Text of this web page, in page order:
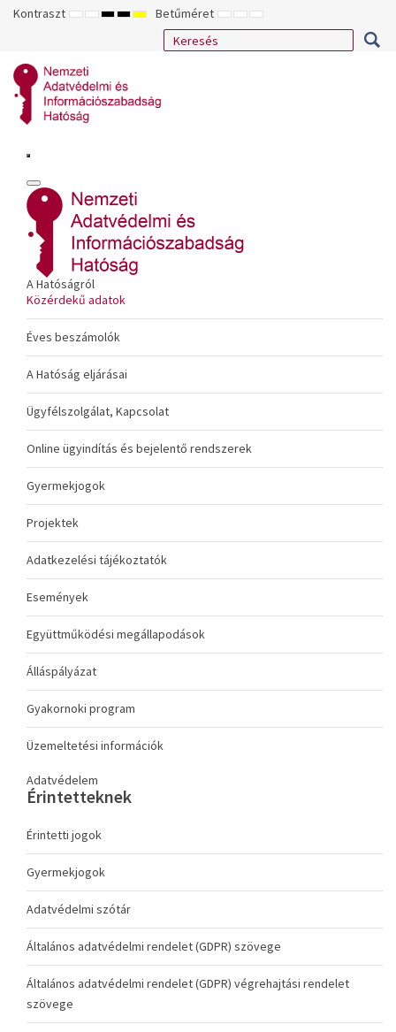
Kontraszt ALAPÉRTELMEZETT
ÉJSZAKAI
NAGY
KONTRASZTÚ
NAGY
KONTRASZTÚ
NAGY
KONTRASZTÚ
SÁRGA
FEKETE
Betűméret KISEBB
BETŰTÍPUS
ALAPÉRTELMEZETT
BETŰMÉRET
NAGYOBB
BETŰMÉRET
A Hatóságról
Közérdekű adatok
Éves beszámolók
A Hatóság eljárásai
Ügyfélszolgálat, Kapcsolat
Online ügyindítás és bejelentő rendszerek
Gyermekjogok
Projektek
Adatkezelési tájékoztatók
Események
Együttműködési megállapodások
Álláspályázat
Gyakornoki program
Üzemeltetési információk
Adatvédelem
Érintetteknek
Érintetti jogok
Gyermekjogok
Adatvédelmi szótár
Általános adatvédelmi rendelet (GDPR) szövege
Általános adatvédelmi rendelet (GDPR) végrehajtási rendelet
szövege